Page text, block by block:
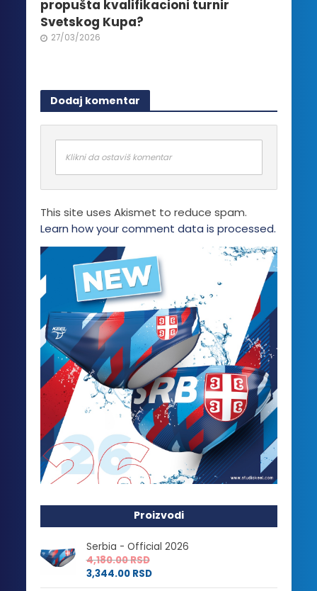
propušta kvalifikacioni turnir
Svetskog Kupa?
27/03/2026
Dodaj komentar
Klikni da ostaviš komentar
This site uses Akismet to reduce spam.
Learn how your comment data is processed.
Proizvodi
Serbia - Official 2026
4,180.00RSD
3,344.00 RSD